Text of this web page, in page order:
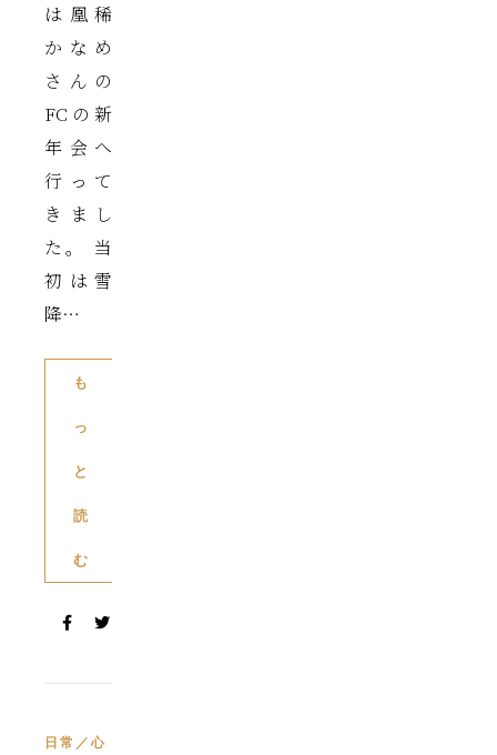
は凰稀
かなめ
さんの
FCの新
年会へ
行って
きまし
た。 当
初は雪
降…
も
っ
と
読
む
日常／心